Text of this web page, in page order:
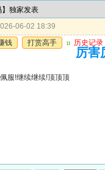
独家发表
06-02 18:39
钱
打赏高手 u 历史记录
厉害
服!继续继续!顶顶顶